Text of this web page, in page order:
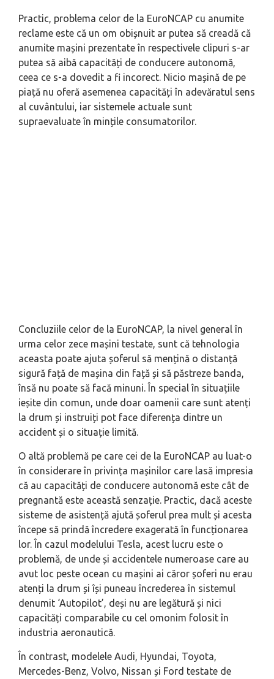
Practic, problema celor de la EuroNCAP cu anumite
reclame este că un om obișnuit ar putea să creadă că
anumite mașini prezentate în respectivele clipuri s-ar
putea să aibă capacități de conducere autonomă,
ceea ce s-a dovedit a fi incorect. Nicio mașină de pe
piață nu oferă asemenea capacități în adevăratul sens
al cuvântului, iar sistemele actuale sunt
supraevaluate în mințile consumatorilor.
Concluziile celor de la EuroNCAP, la nivel general în
urma celor zece mașini testate, sunt că tehnologia
aceasta poate ajuta șoferul să mențină o distanță
sigură față de mașina din față și să păstreze banda,
însă nu poate să facă minuni. În special în situațiile
ieșite din comun, unde doar oamenii care sunt atenți
la drum și instruiți pot face diferența dintre un
accident și o situație limită.
O altă problemă pe care cei de la EuroNCAP au luat-o
în considerare în privința mașinilor care lasă impresia
că au capacități de conducere autonomă este cât de
pregnantă este această senzație. Practic, dacă aceste
sisteme de asistență ajută șoferul prea mult și acesta
începe să prindă încredere exagerată în funcționarea
lor. În cazul modelului Tesla, acest lucru este o
problemă, de unde și accidentele numeroase care au
avut loc peste ocean cu mașini ai căror șoferi nu erau
atenți la drum și își puneau încrederea în sistemul
denumit ‘Autopilot’, deși nu are legătură și nici
capacități comparabile cu cel omonim folosit în
industria aeronautică.
În contrast, modelele Audi, Hyundai, Toyota,
Mercedes-Benz, Volvo, Nissan și Ford testate de